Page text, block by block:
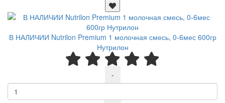
В НАЛИЧИИ Nutrilon Premium 1 молочная смесь, 0-6мес 600гр
Нутрилон
-